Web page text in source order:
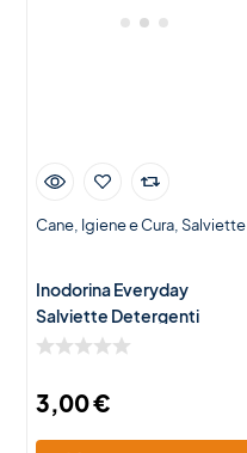
Cane Igiene e Cura Salviette
Inodorina Everyday
Salviette Detergenti
all’Acqua di Rose per Cani e
Igienizza
3,00€